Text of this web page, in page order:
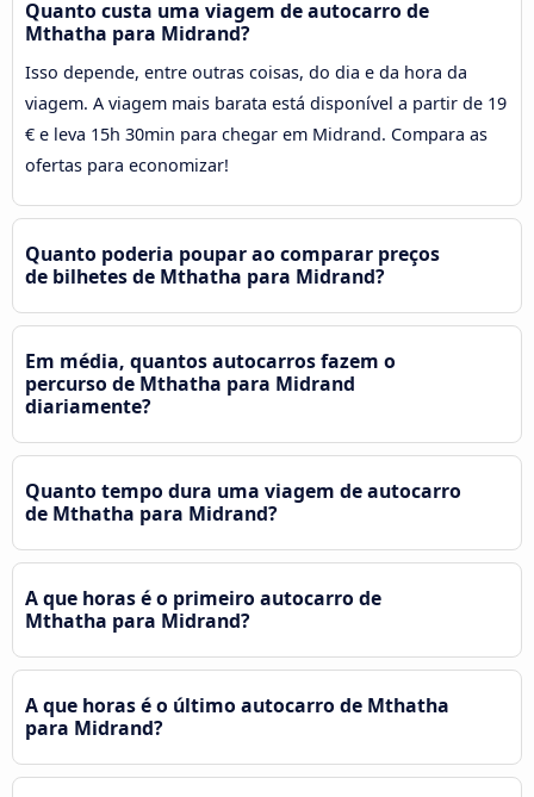
Quanto custa uma viagem de autocarro de
Mthatha para Midrand?
Isso depende, entre outras coisas, do dia e da hora da
viagem. A viagem mais barata está disponível a partir de 19
€ e leva 15h 30min para chegar em Midrand. Compara as
ofertas para economizar!
Quanto poderia poupar ao comparar preços
de bilhetes de Mthatha para Midrand?
Em média, quantos autocarros fazem o
percurso de Mthatha para Midrand
diariamente?
Quanto tempo dura uma viagem de autocarro
de Mthatha para Midrand?
A que horas é o primeiro autocarro de
Mthatha para Midrand?
A que horas é o último autocarro de Mthatha
para Midrand?